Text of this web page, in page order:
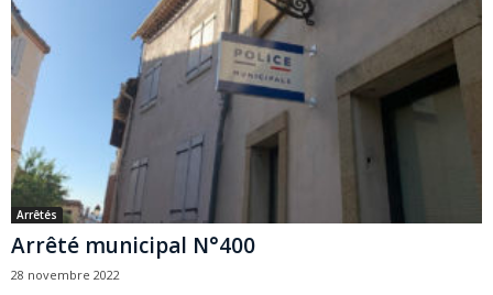
Arrêtés
Arrêté municipal N°400
28 novembre 2022